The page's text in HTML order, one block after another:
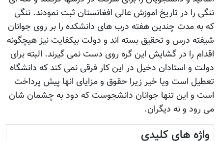
ننگی را در تاریخ اموزش عالی افغانستان ثبت نمودند. ننگی
که به مدت چندین هفته درب های دانشکده را بر روی جوانان
شیفته درس و تحقیق بسته اند و دولت بیکفایت نیز هیچگونه
اقدام را در گشایش این گره روی دست نمی گیرند. البته برای
دولت و استادان دخیل در این کار فرقی نمی کند که دانشگاه
تعطیل است ویا خیر زیرا حقوق و مزایای انها پیش پرداخت
است و این تنها جوانان دانشجوست که دود به چشمان شان
می رود و نه دیگران.
واژه های کلیدی